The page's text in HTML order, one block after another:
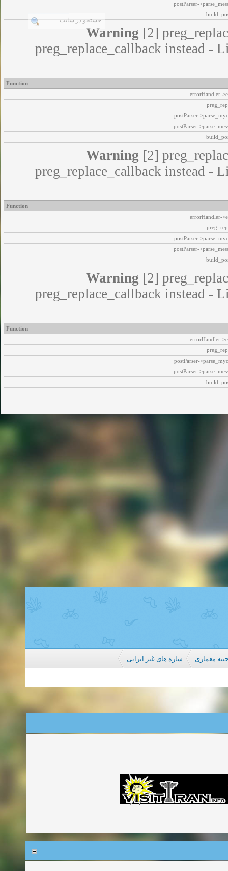
postParser-
Warning [2]
preg_replace_callback instead -
Function
errorHandler-
postParser-
postParser-
Warning [2]
preg_replace_callback instead -
Function
errorHandler-
postParser-
postParser-
Warning [2]
preg_replace_callback instead -
Function
errorHandler-
postParser-
postParser-
معماری سازه های غیر ایرانی